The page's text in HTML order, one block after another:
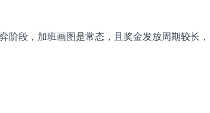
段，加班画图是常态，且奖金发放周期较长，